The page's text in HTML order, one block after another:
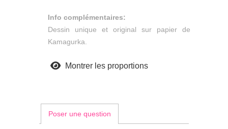
Info complémentaires:
Dessin unique et original sur papier de
Kamagurka.
Montrer les proportions
Poser une question